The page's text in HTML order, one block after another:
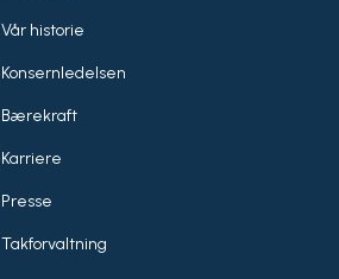
Vår historie
Konsernledelsen
Bærekraft
Karriere
Presse
Takforvaltning